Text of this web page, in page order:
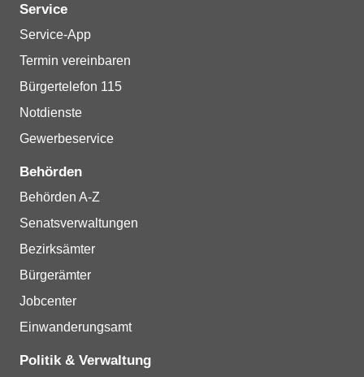
Service
Service-App
Termin vereinbaren
Bürgertelefon 115
Notdienste
Gewerbeservice
Behörden
Behörden A-Z
Senatsverwaltungen
Bezirksämter
Bürgerämter
Jobcenter
Einwanderungsamt
Politik & Verwaltung